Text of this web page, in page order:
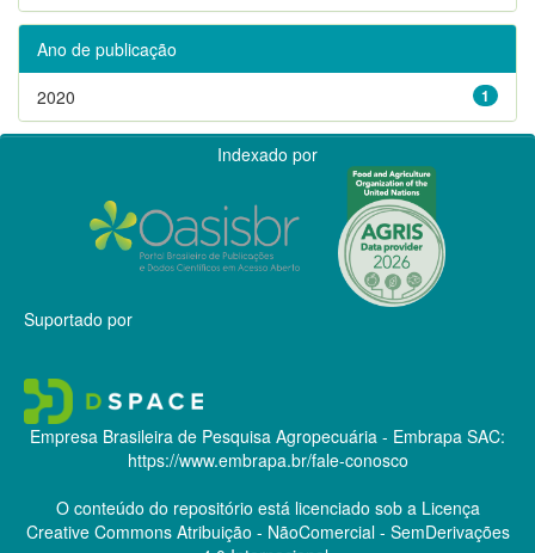
Ano de publicação
1
2020
Indexado por
Suportado por
Empresa Brasileira de Pesquisa Agropecuária - Embrapa SAC:
https://www.embrapa.br/fale-conosco
O conteúdo do repositório está licenciado sob a Licença
Creative CommonsAtribuição - NãoComercial - SemDerivações